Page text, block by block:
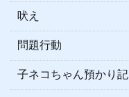
吠え
問題行動
子ネコちゃん預かり記